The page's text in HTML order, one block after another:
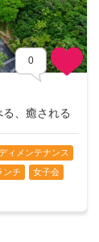
0
、癒される
ィメンテナンス
ンチ
女子会